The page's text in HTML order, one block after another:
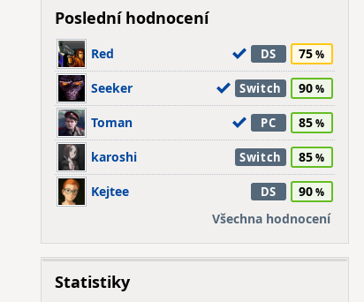
Poslední hodnocení
Red DS 75
Seeker Switch 90
Toman PC 85
karoshi Switch 85
Kejtee DS
90
Všechna hodnocení
Statistiky